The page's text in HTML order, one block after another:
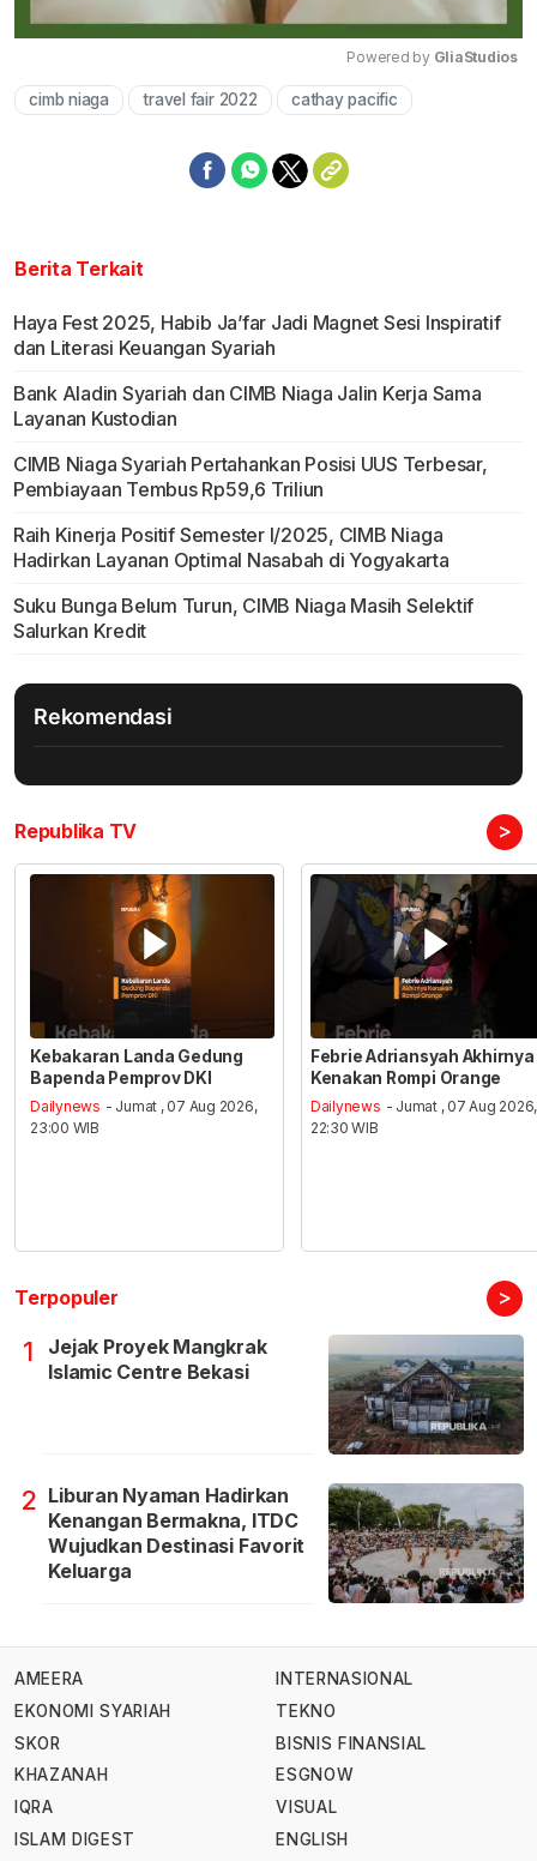
Powered by GliaStudios
cimb niaga travel fair 2022 cathay pacific
Berita Terkait
Haya Fest 2025, Habib Ja’far Jadi Magnet Sesi Inspiratif
dan Literasi Keuangan Syariah
Bank Aladin Syariah dan CIMB Niaga Jalin Kerja Sama
Layanan Kustodian
CIMB Niaga Syariah Pertahankan Posisi UUS Terbesar,
Pembiayaan Tembus Rp59,6 Triliun
Raih Kinerja Positif Semester I/2025, CIMB Niaga
Hadirkan Layanan Optimal Nasabah di Yogyakarta
Suku Bunga Belum Turun, CIMB Niaga Masih Selektif
Salurkan Kredit
Rekomendasi
Republika TV >
Kebakaran Landa Gedung
Bapenda Pemprov DKI
Dailynews - Jumat , 07 Aug 2026,
23:00 WIB
Febrie Adriansyah Akhirnya
Kenakan Rompi Orange
Dailynews - Jumat , 07 Aug 2026,
22:30 WIB
Terpopuler >
1
Jejak Proyek Mangkrak
Islamic Centre Bekasi
2 Liburan Nyaman Hadirkan
Kenangan Bermakna, ITDC
Wujudkan Destinasi Favorit
Keluarga
AMEERA
EKONOMI SYARIAH
SKOR
KHAZANAH
IQRA
ISLAM DIGEST
INTERNASIONAL
TEKNO
BISNIS FINANSIAL
ESGNOW
VISUAL
ENGLISH